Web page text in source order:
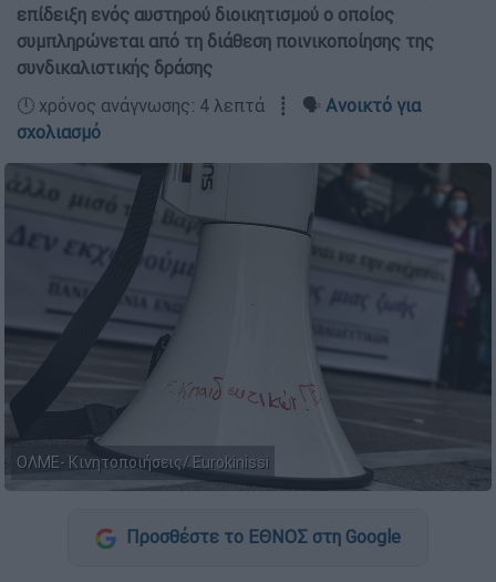
επίδειξη ενός αυστηρού διοικητισμού ο οποίος
συμπληρώνεται από τη διάθεση ποινικοποίησης της
συνδικαλιστικής δράσης
🕛 χρόνος ανάγνωσης: 4 λεπτά ┋ 🗣️ Ανοικτό για
σχολιασμό
ΟΛΜΕ- Κινητοποιήσεις/ Eurokinissi
Προσθέστε το ΕΘΝΟΣ στη Google